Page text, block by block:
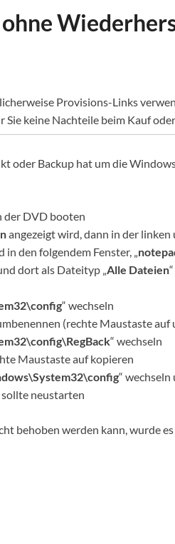
Provisions-Links
keine Nachteile beim Kauf
oder Backup hat um die
der DVD booten
angezeigt wird, dann in der
in den folgendem Fenster, „
dort als Dateityp „Alle Dateien
“ wechseln
(rechte Maustaste auf
“ wechseln
Maustaste auf kopieren
“
sollte neustarten
behoben werden kann, wurde